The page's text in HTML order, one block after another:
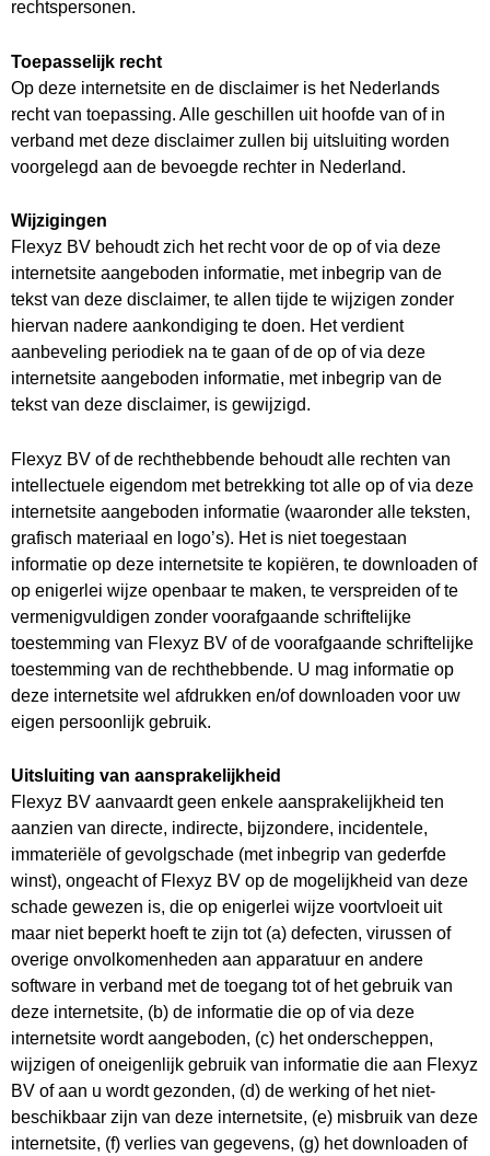
rechtspersonen.
Toepasselijk recht
Op deze internetsite en de disclaimer is het Nederlands
recht van toepassing. Alle geschillen uit hoofde van of in
verband met deze disclaimer zullen bij uitsluiting worden
voorgelegd aan de bevoegde rechter in Nederland.
Wijzigingen
Flexyz BV behoudt zich het recht voor de op of via deze
internetsite aangeboden informatie, met inbegrip van de
tekst van deze disclaimer, te allen tijde te wijzigen zonder
hiervan nadere aankondiging te doen. Het verdient
aanbeveling periodiek na te gaan of de op of via deze
internetsite aangeboden informatie, met inbegrip van de
tekst van deze disclaimer, is gewijzigd.
Flexyz BV of de rechthebbende behoudt alle rechten van
intellectuele eigendom met betrekking tot alle op of via deze
internetsite aangeboden informatie (waaronder alle teksten,
grafisch materiaal en logo’s). Het is niet toegestaan
informatie op deze internetsite te kopiëren, te downloaden of
op enigerlei wijze openbaar te maken, te verspreiden of te
vermenigvuldigen zonder voorafgaande schriftelijke
toestemming van Flexyz BV of de voorafgaande schriftelijke
toestemming van de rechthebbende. U mag informatie op
deze internetsite wel afdrukken en/of downloaden voor uw
eigen persoonlijk gebruik.
Uitsluiting van aansprakelijkheid
Flexyz BV aanvaardt geen enkele aansprakelijkheid ten
aanzien van directe, indirecte, bijzondere, incidentele,
immateriële of gevolgschade (met inbegrip van gederfde
winst), ongeacht of Flexyz BV op de mogelijkheid van deze
schade gewezen is, die op enigerlei wijze voortvloeit uit
maar niet beperkt hoeft te zijn tot (a) defecten, virussen of
overige onvolkomenheden aan apparatuur en andere
software in verband met de toegang tot of het gebruik van
deze internetsite, (b) de informatie die op of via deze
internetsite wordt aangeboden, (c) het onderscheppen,
wijzigen of oneigenlijk gebruik van informatie die aan Flexyz
BV of aan u wordt gezonden, (d) de werking of het niet-
beschikbaar zijn van deze internetsite, (e) misbruik van deze
internetsite, (f) verlies van gegevens, (g) het downloaden of